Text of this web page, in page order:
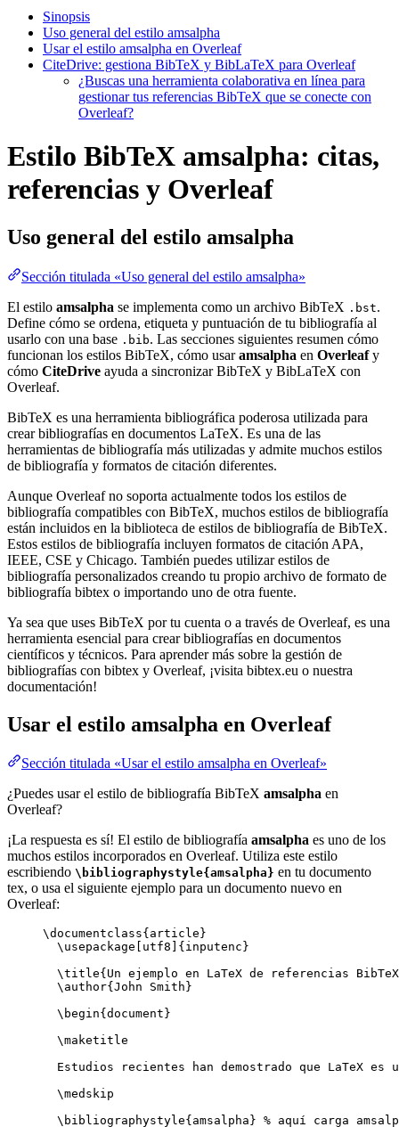
Sinopsis
Uso general del estilo amsalpha
Usar el estilo amsalpha en Overleaf
CiteDrive: gestiona BibTeX y BibLaTeX para Overleaf
¿Buscas una herramienta colaborativa en línea para
gestionar tus referencias BibTeX que se conecte con
Overleaf?
Estilo BibTeX amsalpha: citas,
referencias y Overleaf
Uso general del estilo amsalpha
Sección titulada «Uso general del estilo amsalpha»
El estilo amsalpha se implementa como un archivo BibTeX .bst.
Define cómo se ordena, etiqueta y puntuación de tu bibliografía al
usarlo con una base .bib. Las secciones siguientes resumen cómo
funcionan los estilos BibTeX, cómo usaramsalpha en Overleafy
cómo CiteDrive ayuda a sincronizar BibTeX y BibLaTeX con
Overleaf.
BibTeX es una herramienta bibliográfica poderosa utilizada para
crear bibliografías en documentos LaTeX. Es una de las
herramientas de bibliografía más utilizadas y admite muchos estilos
de bibliografía y formatos de citación diferentes.
Aunque Overleaf no soporta actualmente todos los estilos de
bibliografía compatibles con BibTeX, muchos estilos de bibliografía
están incluidos en la biblioteca de estilos de bibliografía de BibTeX.
Estos estilos de bibliografía incluyen formatos de citación APA,
IEEE, CSE y Chicago. También puedes utilizar estilos de
bibliografía personalizados creando tu propio archivo de formato de
bibliografía bibtex o importando uno de otra fuente.
Ya sea que uses BibTeX por tu cuenta o a través de Overleaf, es una
herramienta esencial para crear bibliografías en documentos
científicos y técnicos. Para aprender más sobre la gestión de
bibliografías con bibtex y Overleaf, ¡visita bibtex.eu o nuestra
documentación!
Usar el estilo amsalpha en Overleaf
Sección titulada «Usar el estilo amsalpha en Overleaf»
¿Puedes usar el estilo de bibliografía BibTeX amsalpha en
Overleaf?
¡La respuesta es sí! El estilo de bibliografía amsalpha es uno de los
muchos estilos incorporados en Overleaf. Utiliza este estilo
escribiendo \bibliographystyle{amsalpha} en tu documento
tex, o usa el siguiente ejemplo para un documento nuevo en
Overleaf:
\documentclass{ article }
\usepackage
utf8 ]{ inputenc }
\title{Un ejemplo en LaTeX de referencias
\author{John Smith}
\begin{ document }
\maketitle
Estudios recientes han demostrado que LaTeX
\medskip
\bibliographystyle{amsalpha} % aquí carga